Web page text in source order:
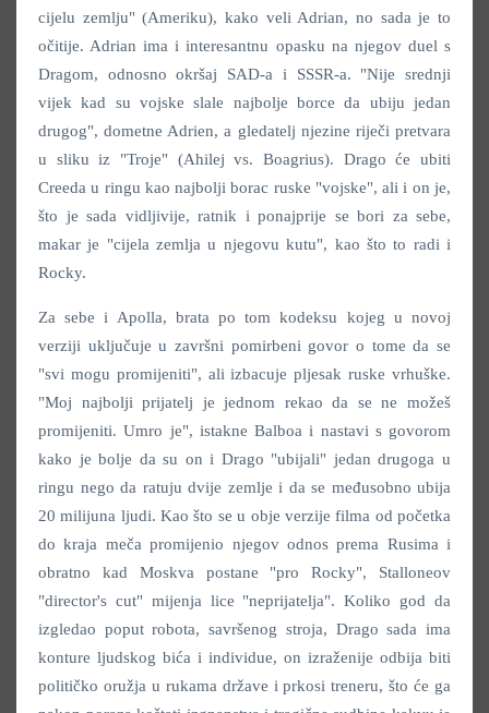
cijelu zemlju" (Ameriku), kako veli Adrian, no sada je to
očitije. Adrian ima i interesantnu opasku na njegov duel s
Dragom, odnosno okršaj SAD-a i SSSR-a. "Nije srednji
vijek kad su vojske slale najbolje borce da ubiju jedan
drugog", dometne Adrien, a gledatelj njezine riječi pretvara
u sliku iz "Troje" (Ahilej vs. Boagrius). Drago će ubiti
Creeda u ringu kao najbolji borac ruske "vojske", ali i on je,
što je sada vidljivije, ratnik i ponajprije se bori za sebe,
makar je "cijela zemlja u njegovu kutu", kao što to radi i
Rocky.
Za sebe i Apolla, brata po tom kodeksu kojeg u novoj
verziji uključuje u završni pomirbeni govor o tome da se
"svi mogu promijeniti", ali izbacuje pljesak ruske vrhuške.
"Moj najbolji prijatelj je jednom rekao da se ne možeš
promijeniti. Umro je", istakne Balboa i nastavi s govorom
kako je bolje da su on i Drago "ubijali" jedan drugoga u
ringu nego da ratuju dvije zemlje i da se međusobno ubija
20 milijuna ljudi. Kao što se u obje verzije filma od početka
do kraja meča promijenio njegov odnos prema Rusima i
obratno kad Moskva postane "pro Rocky", Stalloneov
"director's cut" mijenja lice "neprijatelja". Koliko god da
izgledao poput robota, savršenog stroja, Drago sada ima
konture ljudskog bića i individue, on izraženije odbija biti
političko oružja u rukama države i prkosi treneru, što će ga